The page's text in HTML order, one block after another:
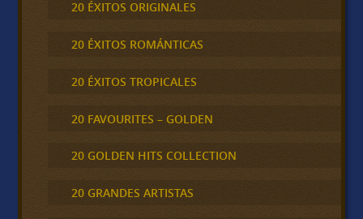
20 ÉXITOS ORIGINALES
20 ÉXITOS ROMÁNTICAS
20 ÉXITOS TROPICALES
20 FAVOURITES – GOLDEN
20 GOLDEN HITS COLLECTION
20 GRANDES ARTISTAS